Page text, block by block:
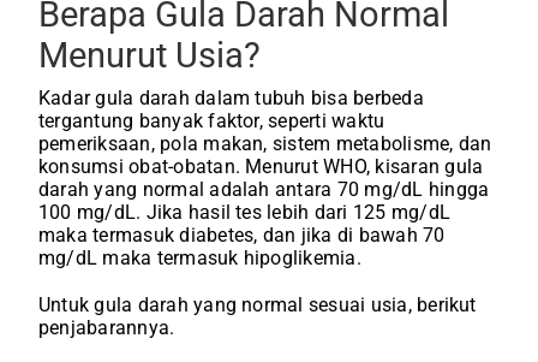
Berapa Gula Darah Normal
Menurut Usia?
Kadar gula darah dalam tubuh bisa berbeda
tergantung banyak faktor, seperti waktu
pemeriksaan, pola makan, sistem metabolisme, dan
konsumsi obat-obatan. Menurut WHO, kisaran gula
darah yang normal adalah antara 70 mg/dL hingga
100 mg/dL. Jika hasil tes lebih dari 125 mg/dL
maka termasuk diabetes, dan jika di bawah 70
mg/dL maka termasuk hipoglikemia.
Untuk gula darah yang normal sesuai usia, berikut
penjabarannya.